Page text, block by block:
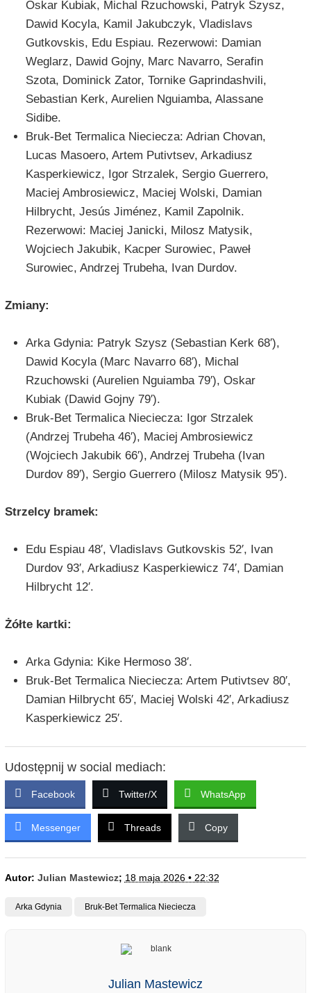
Oskar Kubiak, Michal Rzuchowski, Patryk Szysz,
Dawid Kocyla, Kamil Jakubczyk, Vladislavs
Gutkovskis, Edu Espiau. Rezerwowi: Damian
Weglarz, Dawid Gojny, Marc Navarro, Serafin
Szota, Dominick Zator, Tornike Gaprindashvili,
Sebastian Kerk, Aurelien Nguiamba, Alassane
Sidibe.
Bruk-Bet Termalica Nieciecza: Adrian Chovan,
Lucas Masoero, Artem Putivtsev, Arkadiusz
Kasperkiewicz, Igor Strzalek, Sergio Guerrero,
Maciej Ambrosiewicz, Maciej Wolski, Damian
Hilbrycht, Jesús Jiménez, Kamil Zapolnik.
Rezerwowi: Maciej Janicki, Milosz Matysik,
Wojciech Jakubik, Kacper Surowiec, Paweł
Surowiec, Andrzej Trubeha, Ivan Durdov.
Zmiany:
Arka Gdynia: Patryk Szysz (Sebastian Kerk 68′),
Dawid Kocyla (Marc Navarro 68′), Michal
Rzuchowski (Aurelien Nguiamba 79′), Oskar
Kubiak (Dawid Gojny 79′).
Bruk-Bet Termalica Nieciecza: Igor Strzalek
(Andrzej Trubeha 46′), Maciej Ambrosiewicz
(Wojciech Jakubik 66′), Andrzej Trubeha (Ivan
Durdov 89′), Sergio Guerrero (Milosz Matysik 95′).
Strzelcy bramek:
Edu Espiau 48′, Vladislavs Gutkovskis 52′, Ivan
Durdov 93′, Arkadiusz Kasperkiewicz 74′, Damian
Hilbrycht 12′.
Żółte kartki:
Arka Gdynia: Kike Hermoso 38′.
Bruk-Bet Termalica Nieciecza: Artem Putivtsev 80′,
Damian Hilbrycht 65′, Maciej Wolski 42′, Arkadiusz
Kasperkiewicz 25′.
Udostępnij w social mediach:
Facebook Twitter/X WhatsApp
Messenger Threads Copy
Autor: Julian Mastewicz; 18 maja 2026 • 22:32
Arka Gdynia Bruk-Bet Termalica Nieciecza
Julian Mastewicz